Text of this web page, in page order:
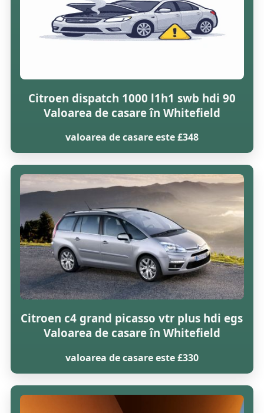
Citroen dispatch 1000 l1h1 swb hdi 90
Valoarea de casare în Whitefield
valoarea de casare este £348
Citroen c4 grand picasso vtr plus hdi egs
Valoarea de casare în Whitefield
valoarea de casare este £330